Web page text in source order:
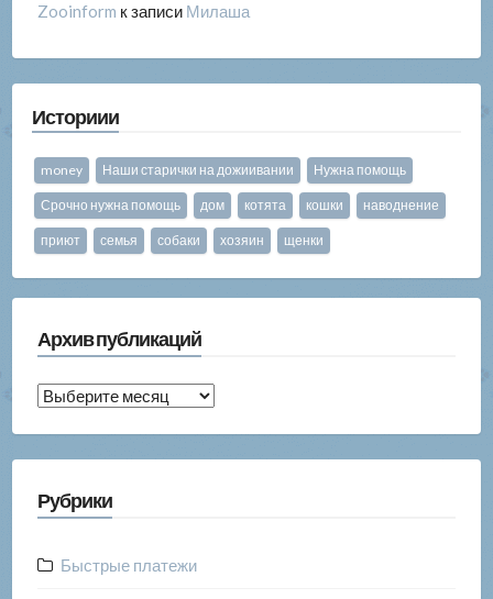
Zooinform к записи Милаша
Историии
money Наши старички на дожиивании Нужна помощь
Срочно нужна помощь дом котята кошки наводнение
приют семья собаки хозяин щенки
Архив публикаций
Архив
Рубрики
Быстрые платежи